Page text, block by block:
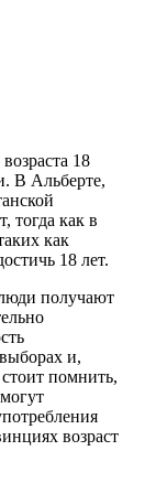
18
В Альберте,
тогда как в
как
18 лет.
получают
и,
помнить,
возраст